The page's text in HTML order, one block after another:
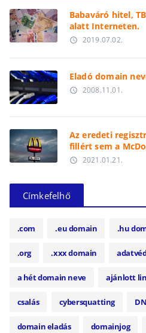
Babaváró hitel,
alatt Interneten.
access_time 2019.07.02.
Eladó domain
access_time 2008.11.01.
Az eredeti
fillért sem a
access_time 2021.01.21.
Címkefelhő
.com .eu domain .hu
.org .xxx domain
a hét domain neve ajánlott
csalás cybersquatting
domain eladás domainjog